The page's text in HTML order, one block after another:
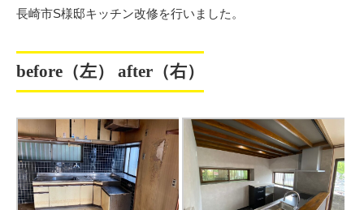
長崎市S様邸キッチン改修を行いました。
before（左） after（右）